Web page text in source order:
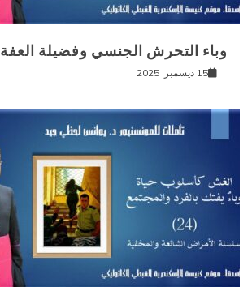
وباء التحرش الجنسي وفضيلة العفة
15 ديسمبر, 2025